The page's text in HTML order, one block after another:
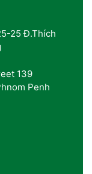
25 Đ.Thích
139
Penh